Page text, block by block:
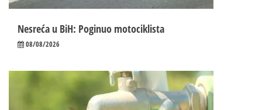
Nesreća u BiH: Poginuo motociklista
08/08/2026